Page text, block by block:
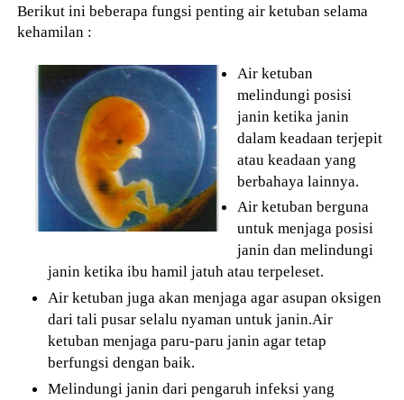
Berikut ini beberapa fungsi penting air ketuban selama
kehamilan :
Air ketuban
melindungi posisi
janin ketika janin
dalam keadaan terjepit
atau keadaan yang
berbahaya lainnya.
Air ketuban berguna
untuk menjaga posisi
janin dan melindungi
janin ketika ibu hamil jatuh atau terpeleset.
Air ketuban juga akan menjaga agar asupan oksigen
dari tali pusar selalu nyaman untuk janin.Air
ketuban menjaga paru-paru janin agar tetap
berfungsi dengan baik.
Melindungi janin dari pengaruh infeksi yang